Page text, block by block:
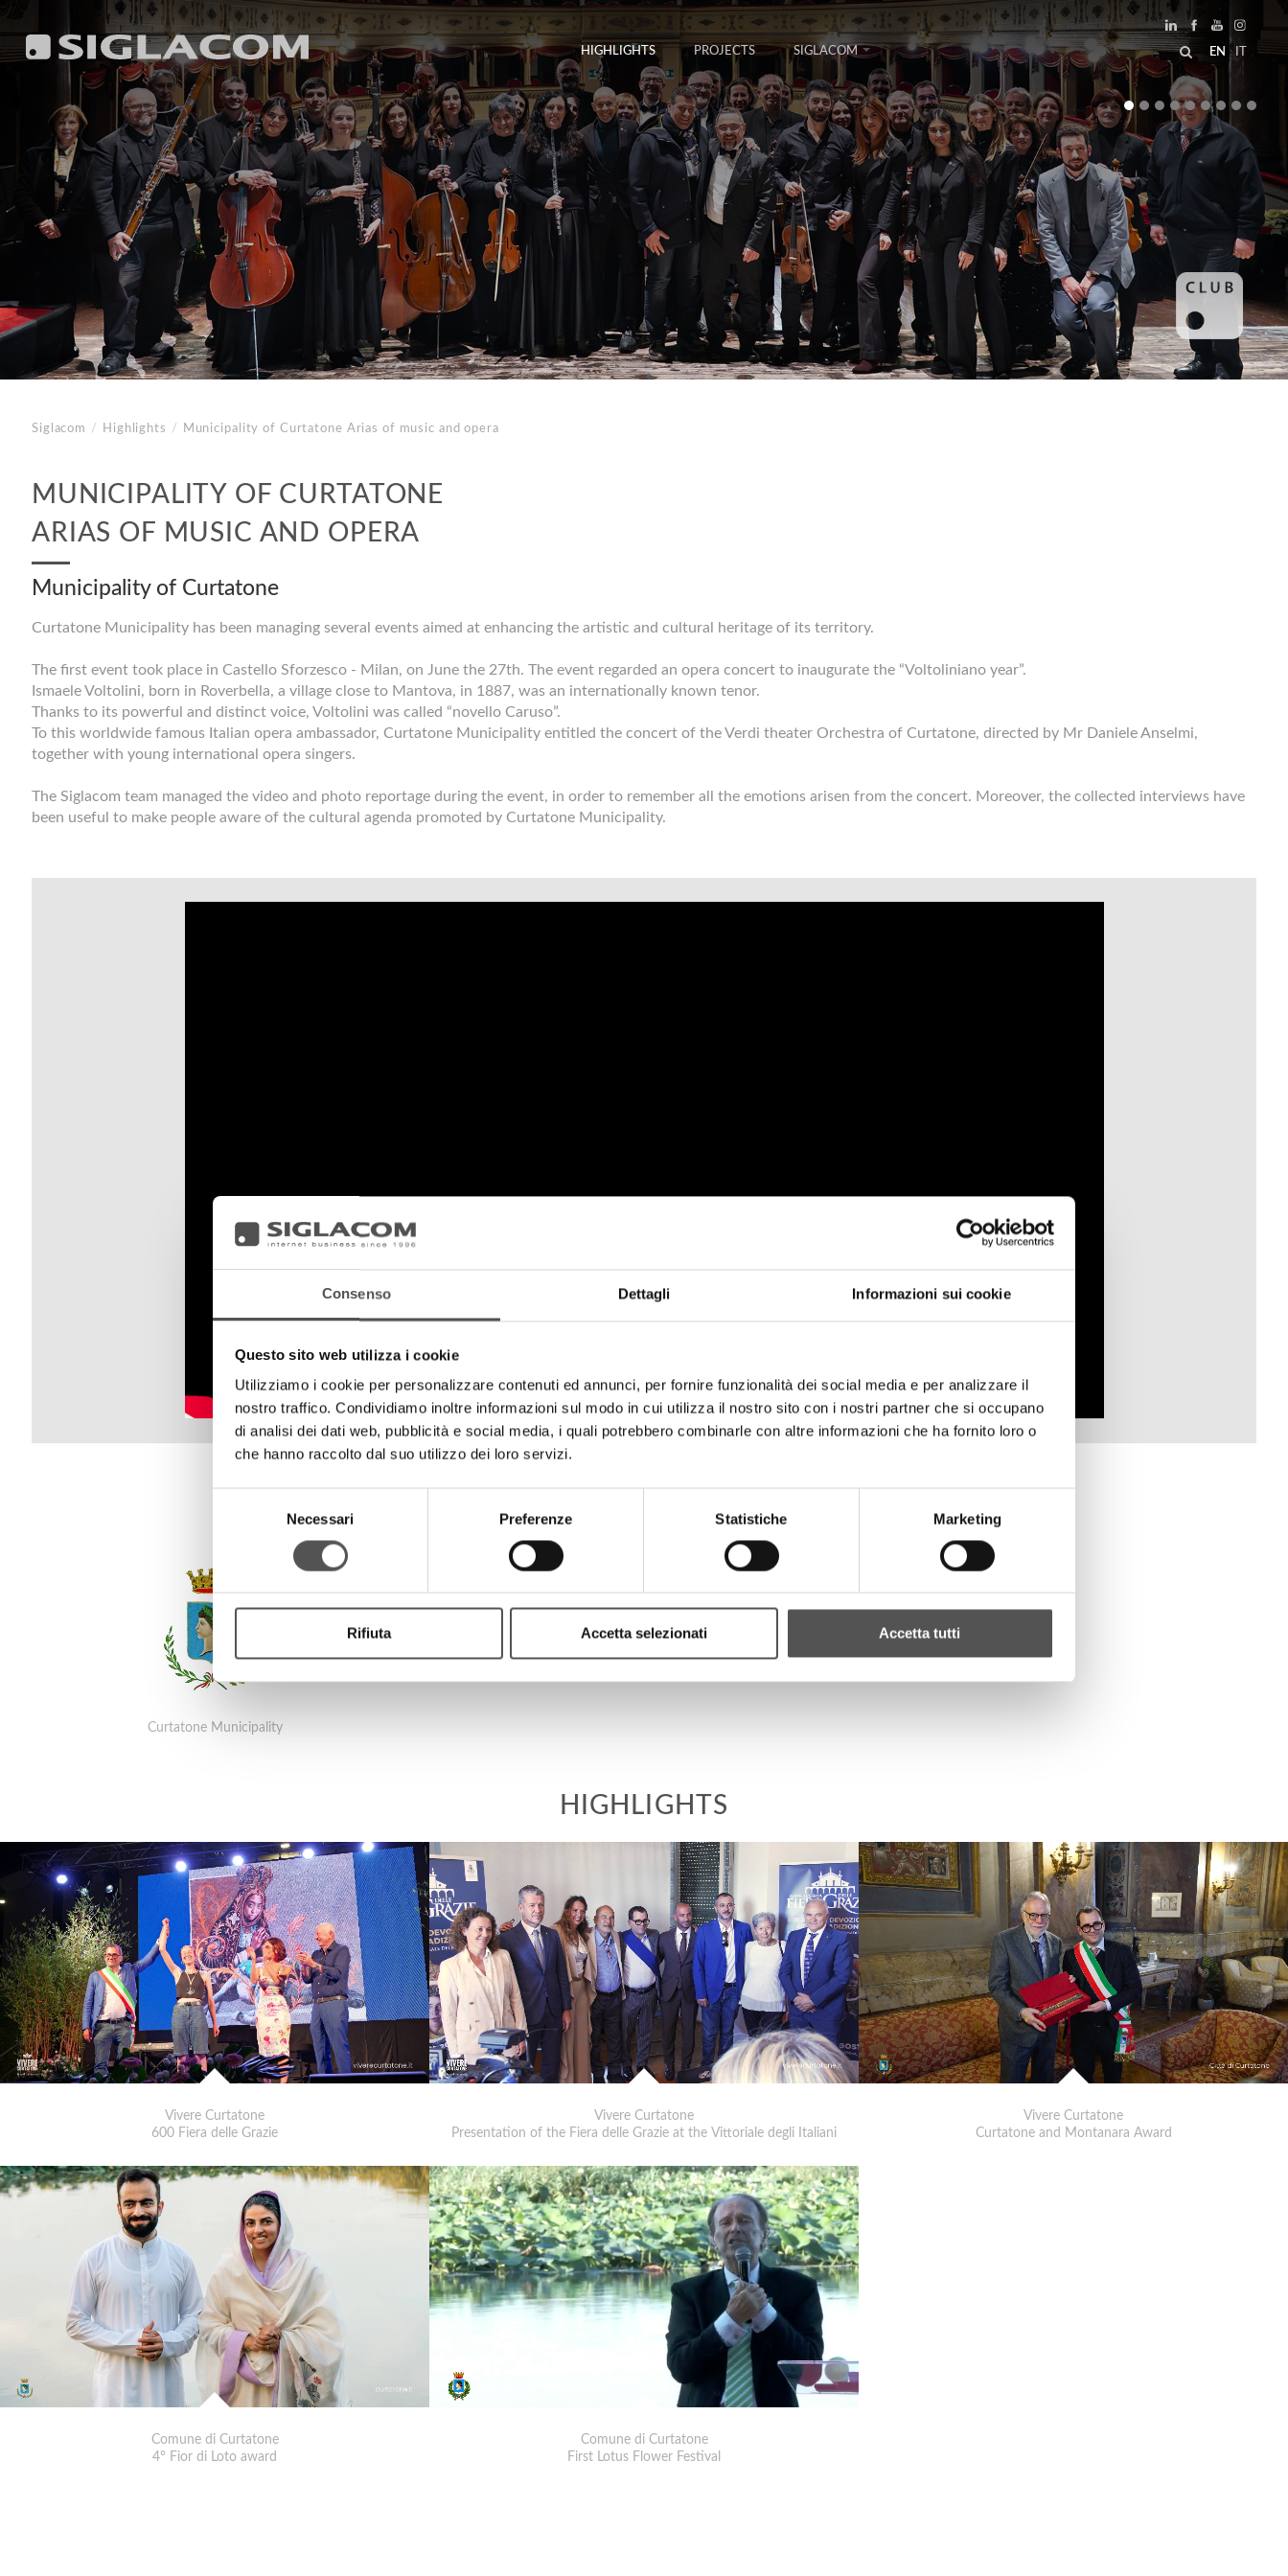
Consenso Dettagli Informazioni sui cookie
Questo sito web utilizza i cookie
Utilizziamo i cookie per personalizzare contenuti ed annunci, per fornire funzionalità dei social media e per analizzare il
nostro traffico. Condividiamo inoltre informazioni sul modo in cui utilizza il nostro sito con i nostri partner che si occupano
di analisi dei dati web, pubblicità e social media, i quali potrebbero combinarle con altre informazioni che ha fornito loro o
che hanno raccolto dal suo utilizzo dei loro servizi.
Necessari Preferenze Statistiche Marketing
Rifiuta Accetta selezionati Accetta tutti
EN IT
HIGHLIGHTS PROJECTS SIGLACOM
Siglacom / Highlights / Municipality of Curtatone Arias of music and opera
MUNICIPALITY OF CURTATONE
ARIAS OF MUSIC AND OPERA
Municipality of Curtatone
Curtatone Municipality has been managing several events aimed at enhancing the artistic and cultural heritage of its territory.
The first event took place in Castello Sforzesco - Milan, on June the 27th. The event regarded an opera concert to inaugurate the “Voltoliniano year”.
Ismaele Voltolini, born in Roverbella, a village close to Mantova, in 1887, was an internationally known tenor.
Thanks to its powerful and distinct voice, Voltolini was called “novello Caruso”.
To this worldwide famous Italian opera ambassador, Curtatone Municipality entitled the concert of the Verdi theater Orchestra of Curtatone, directed by Mr Daniele Anselmi,
together with young international opera singers.
The Siglacom team managed the video and photo reportage during the event, in order to remember all the emotions arisen from the concert. Moreover, the collected interviews have
been useful to make people aware of the cultural agenda promoted by Curtatone Municipality.
Curtatone Municipality
Vivere Curtatone
600 Fiera delle Grazie
Vivere Curtatone
Presentation of the Fiera delle Grazie at the Vittoriale degli Italiani
Vivere Curtatone
Curtatone and Montanara Award
Comune di Curtatone
4° Fior di Loto award
Comune di Curtatone
First Lotus Flower Festival